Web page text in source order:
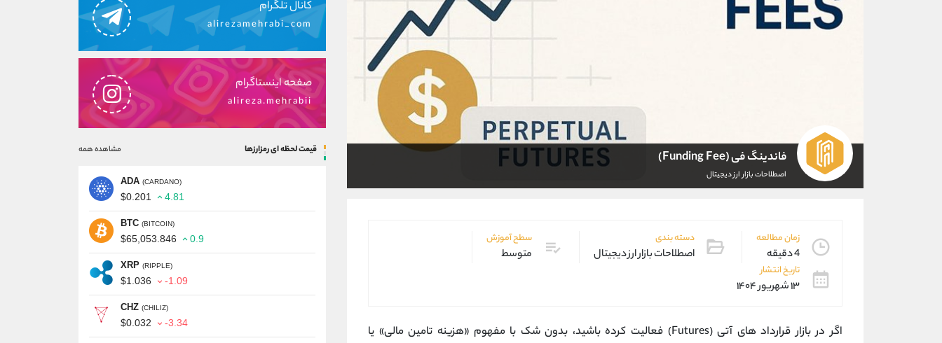
فاندینگ فی (Funding Fee)
اصطلاحات بازار ارز دیجیتال
زمان مطالعه
4 دقیقه
دسته بندی
اصطلاحات بازار ارز دیجیتال
سطح آموزش
متوسط
تاریخ انتشار
۱۳ شهریور ۱۴۰۴
اگر در بازار قرارداد های آتی (Futures) فعالیت کرده باشید، بدون شک با مفهوم «هزینه تامین مالی» یا
کانال تلگرام
alirezamehrabi_com
صفحه اینستاگرام
alireza.mehrabii
قیمت لحظه ای رمزارزها مشاهده همه
ADA (CARDANO)
$0.201 4.81
BTC (BITCOIN)
$65,053.846 0.9
XRP (RIPPLE)
$1.036 -1.09
CHZ (CHILIZ)
$0.032 -3.34